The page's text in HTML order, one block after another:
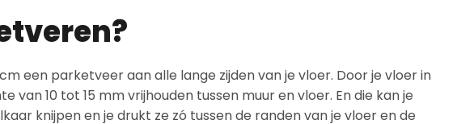
een parketveer aan alle lange zijden van je vloer. Door je vloer in
10 tot 15 mm vrijhouden tussen muur en vloer. En die kan je
knijpen en je drukt ze zó tussen de randen van je vloer en de